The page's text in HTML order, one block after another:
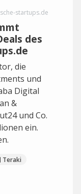
startups.de
des
die
und
Digital
&
und Co.
ein.
Teraki